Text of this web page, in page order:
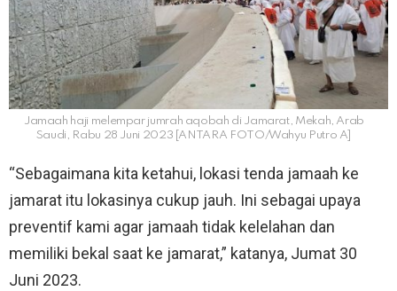
Jamaah haji melempar jumrah aqobah di Jamarat, Mekah, Arab
Saudi, Rabu 28 Juni 2023 [ANTARA FOTO/Wahyu Putro A]
“Sebagaimana kita ketahui, lokasi tenda jamaah ke
jamarat itu lokasinya cukup jauh. Ini sebagai upaya
preventif kami agar jamaah tidak kelelahan dan
memiliki bekal saat ke jamarat,” katanya, Jumat 30
Juni 2023.